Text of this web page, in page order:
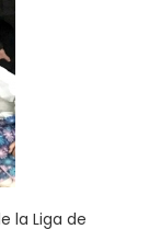
la Liga de